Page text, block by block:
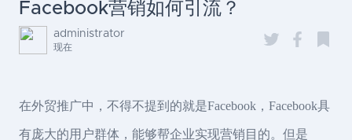
Facebook营销如何引流？
administrator
现在
在外贸推广中，不得不提到的就是Facebook，Facebook具
有庞大的用户群体，能够帮企业实现营销目的。但是